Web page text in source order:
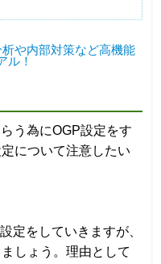
や内部対策など高機能
ル！
う為にOGP設定をす
について注意したい
定をしていきますが、
しょう。理由として